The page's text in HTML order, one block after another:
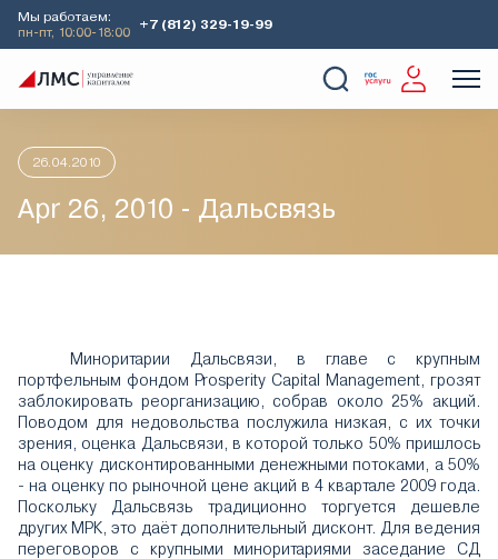
Мы работаем:
пн-пт, 10:00-18:00
+7 (812) 329-19-99
Главная Аналитика
26.04.2010
Apr 26, 2010 - Дальсвязь
Миноритарии Дальсвязи, в главе с крупным
портфельным фондом Prosperity Capital Management, грозят
заблокировать реорганизацию, собрав около 25% акций.
Поводом для недовольства послужила низкая, с их точки
зрения, оценка Дальсвязи, в которой только 50% пришлось
на оценку дисконтированными денежными потоками, а 50%
- на оценку по рыночной цене акций в 4 квартале 2009 года.
Поскольку Дальсвязь традиционно торгуется дешевле
других МРК, это даёт дополнительный дисконт. Для ведения
переговоров с крупными миноритариями заседание СД